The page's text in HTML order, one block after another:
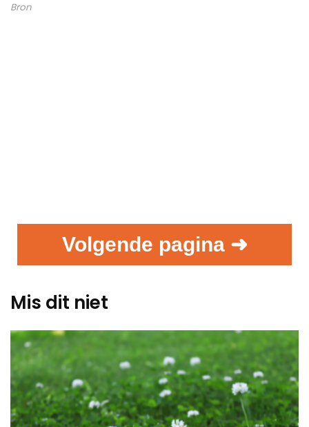
Bron
Volgende pagina ➜
Mis dit niet